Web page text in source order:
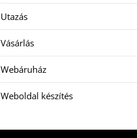
Utazás
Vásárlás
Webáruház
Weboldal készítés